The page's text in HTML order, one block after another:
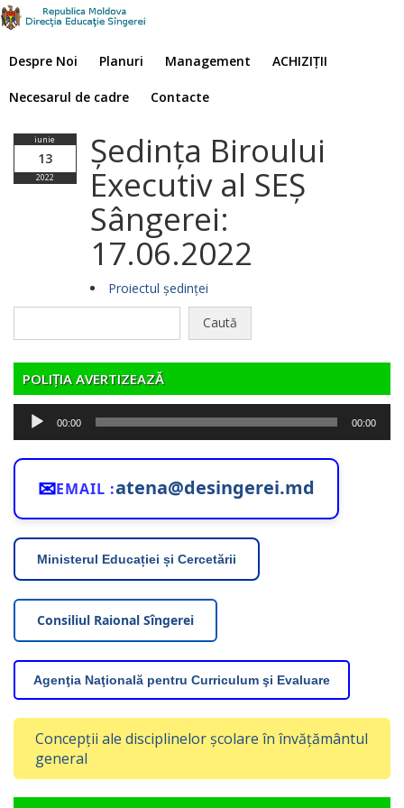
Despre Noi Planuri Management ACHIZIȚII
Necesarul de cadre Contacte
iunie
13
2022
Ședința Biroului
Executiv al SEȘ
Sângerei:
17.06.2022
Proiectul ședinței
POLIȚIA AVERTIZEAZĂ
Player
audio
00:00 00:00
✉EMAIL :atena@desingerei.md
Ministerul Educației și Cercetării
Consiliul Raional Sîngerei
Agenţia Naţională pentru Curriculum şi Evaluare
Concepții ale disciplinelor școlare în învățământul
general